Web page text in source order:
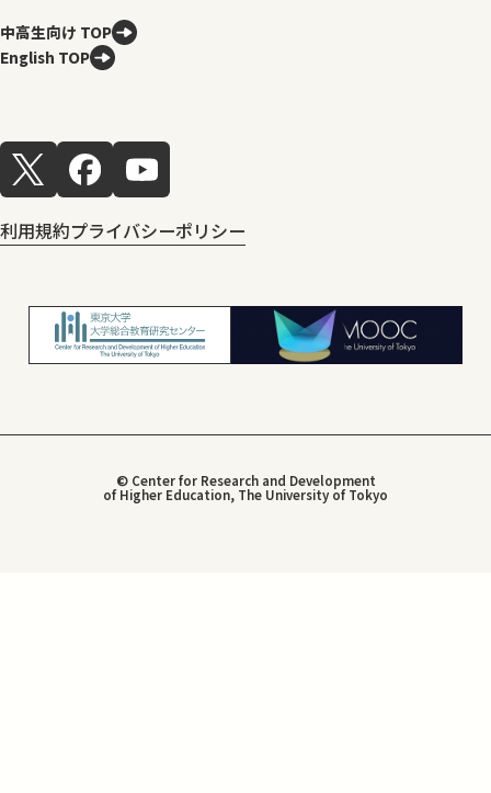
中高生向け TOP
English TOP
利用規約プライバシーポリシー
© Center for Research and Development
of Higher Education, The University of Tokyo